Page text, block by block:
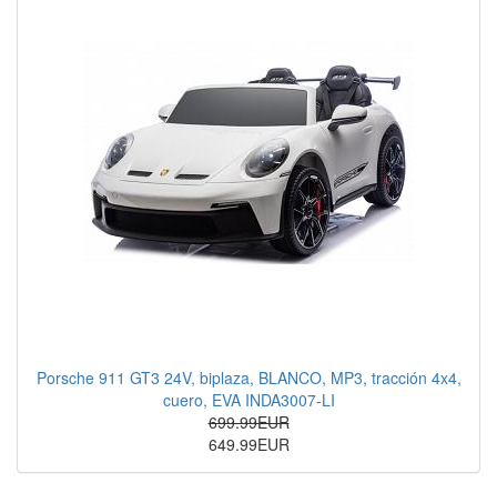
Porsche 911 GT3 24V, biplaza, BLANCO, MP3, tracción 4x4,
cuero, EVA INDA3007-LI
699.99EUR
649.99EUR